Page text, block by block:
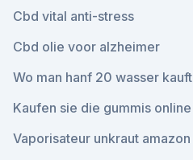
Cbd vital anti-stress
Cbd olie voor alzheimer
Wo man hanf 20 wasser kauft
Kaufen sie die gummis online
Vaporisateur unkraut amazon